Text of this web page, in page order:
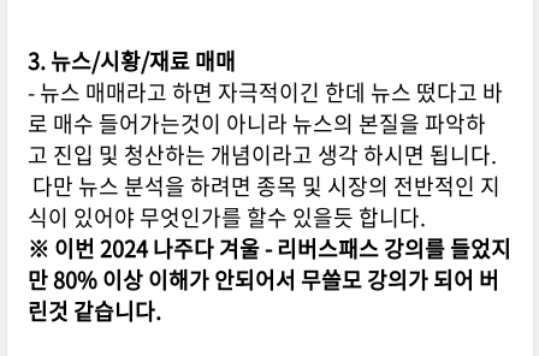
3. 뉴스/시황/재료 매매
- 뉴스 매매라고 하면 자극적이긴 한데 뉴스 떴다고 바
로 매수 들어가는것이 아니라 뉴스의 본질을 파악하
고 진입 및 청산하는 개념이라고 생각 하시면 됩니다.
다만 뉴스 분석을 하려면 종목 및 시장의 전반적인 지
식이 있어야 무엇인가를 할수 있을듯 합니다.
※ 이번 2024 나주다 겨울 - 리버스패스 강의를 들었지
만 80% 이상 이해가 안되어서 무쓸모 강의가 되어 버
린것 같습니다.